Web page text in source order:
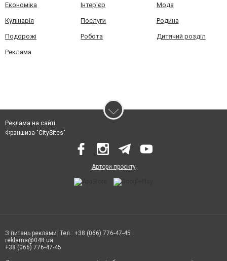
Економіка Інтер'єр Мода
Кулінарія Послуги Родина
Подорожі Робота Дитячий розділ
Реклама
Реклама на сайті
Франшиза "CitySites"
Автори проєкту
З питань реклами: Тел.: +38 (066) 776-47-45
reklama@048.ua
+38 (066) 776-47-45